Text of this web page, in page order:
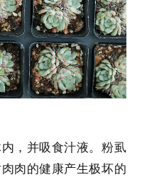
，并吸食汁液。粉虱
肉的健康产生极坏的